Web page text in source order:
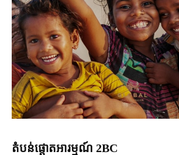
តំបន់ផ្តោតអារម្មណ៍ 2BC